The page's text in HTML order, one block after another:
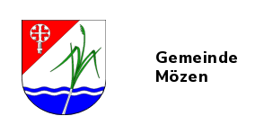
Gemeinde
Mözen